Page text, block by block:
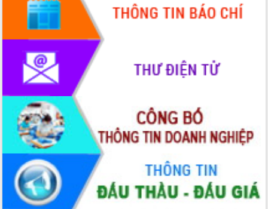
Ngành nông nghiệp phấn đấu tăng
trưởng đạt 5,86% trong năm 2026
UBND tỉnh Đắk Lắk triển khai công tác
quốc phòng, quân sự địa phương năm
Đắk Lắk tập trung toàn lực khắc phục
tồn tại IUU, sẵn sàng làm việc với
Đoàn thanh tra EC
Chủ tịch UBND tỉnh Tạ Anh Tuấn thăm,
chúc mừng các bệnh viện nhân Ngày
Thầy thuốc Việt Nam
Rộn ràng lễ hội truyền thống Sông
nước Đà Nông lần thứ I năm 2026
Kỳ họp Chuyên đề lần thứ Năm, HĐND
tỉnh Đắk Lắk thông qua các nghị quyết
quan trọng